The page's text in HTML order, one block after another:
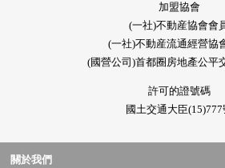
加盟協會
(一社)不動産協會會
(一社)不動産流通經營協
(國營公司)首都圈房地產公平
許可的證號碼
國土交通大臣(15)777
關於我們